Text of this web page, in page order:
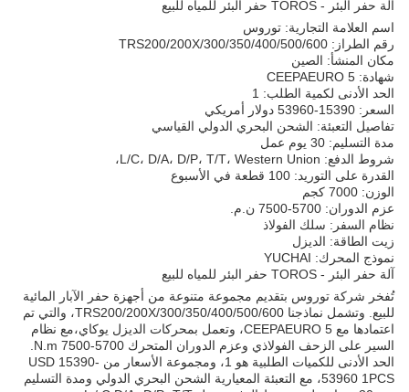
آلة حفر البئر - TOROS حفر البئر للمياه للبيع
اسم العلامة التجارية: توروس
رقم الطراز: TRS200/200X/300/350/400/500/600
مكان المنشأ: الصين
شهادة: CEEPAEURO 5
الحد الأدنى لكمية الطلب: 1
السعر: 15390-53960 دولار أمريكي
تفاصيل التعبئة: الشحن البحري الدولي القياسي
مدة التسليم: 30 يوم عمل
شروط الدفع: L/C، D/A، D/P، T/T، Western Union،
القدرة على التوريد: 100 قطعة في الأسبوع
الوزن: 7000 كجم
عزم الدوران: 5700-7500 ن.م.
نظام السفر: سلك الفولاذ
زيت الطاقة: الديزل
نموذج المحرك: YUCHAI
آلة حفر البئر - TOROS حفر البئر للمياه للبيع
تُفخر شركة توروس بتقديم مجموعة متنوعة من أجهزة حفر الآبار المائية
للبيع. وتشمل نماذجنا TRS200/200X/300/350/400/500/600، والتي تم
اعتمادها مع CEEPAEURO 5، وتعمل بمحركات الديزل يوكاي،مع نظام
السير على الزحف الفولاذي وعزم الدوران المتحرك 5700-7500 N.m.
الحد الأدنى للكميات الطلبية هو 1، ومجموعة الأسعار من USD 15390-
53960 1PCS، مع التعبئة المعيارية الشحن البحري الدولي ومدة التسليم